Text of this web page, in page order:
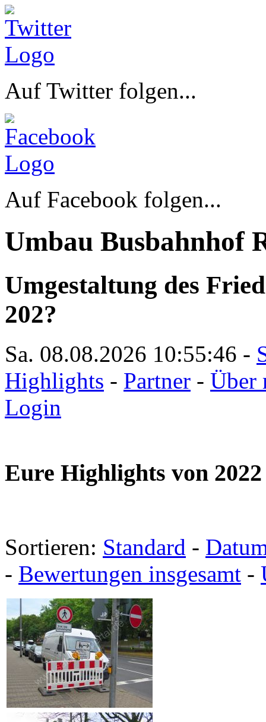
Auf Twitter folgen...
Auf Facebook folgen...
Umbau Busbahnhof
Umgestaltung des
202?
Sa. 08.08.2026 10:55:47 -
Highlights - Partner - Über
Login
Eure Highlights von
Sortieren: Standard -
- Bewertungen insgesamt -